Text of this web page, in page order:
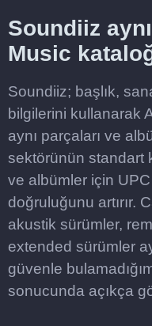
Soundiiz
Music
Soundiiz; başlık,
bilgilerini kullanarak
aynı parçaları ve
sektörünün standart
ve albümler için
doğruluğunu artırır.
akustik sürümler,
extended sürümler
güvenle
sonucunda açıkça